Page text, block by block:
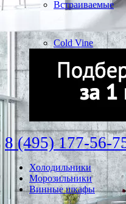
Встраиваемые
Cold Vine
8 (495) 177-56-
Холодильники
Морозильники
Винные шкафы